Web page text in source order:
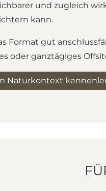
und zugleich
kann.
Format gut
oder ganztägiges
Naturkontext